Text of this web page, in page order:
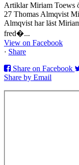
Artiklar Miriam Toews
27 Thomas Almqvist
Almqvist har läst
fred�...
View on Facebook
· Share
Share on Facebook
Share by Email